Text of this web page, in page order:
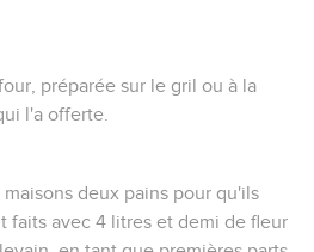
préparée sur le gril ou à la
l'a offerte.
deux pains pour qu'ils
faits avec 4 litres et demi de fleur